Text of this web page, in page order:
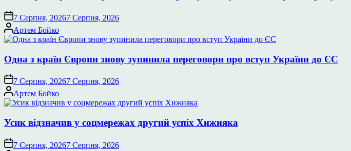
7 Серпня, 20267 Серпня, 2026
Опубліковано
Артем Бойко
Одна з країн Європи знову зупинила переговори про вступ України до ЄС
7 Серпня, 20267 Серпня, 2026
Опубліковано
Артем Бойко
Усик відзначив у соцмережах другий успіх Хижняка
7 Серпня, 20267 Серпня, 2026